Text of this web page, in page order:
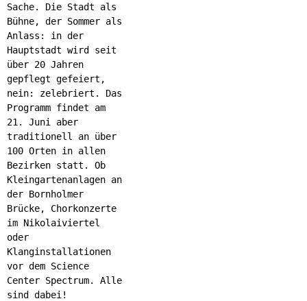
Sache. Die Stadt als
Bühne, der Sommer als
Anlass: in der
Hauptstadt wird seit
über 20 Jahren
gepflegt gefeiert,
nein: zelebriert. Das
Programm findet am
21. Juni aber
traditionell an über
100 Orten in allen
Bezirken statt. Ob
Kleingartenanlagen an
der Bornholmer
Brücke, Chorkonzerte
im Nikolaiviertel
oder
Klanginstallationen
vor dem Science
Center Spectrum. Alle
sind dabei!